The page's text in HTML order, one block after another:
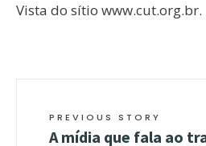
Vista do sítio www.cut.org.br.
PREVIOUS STORY
A mídia que fala ao